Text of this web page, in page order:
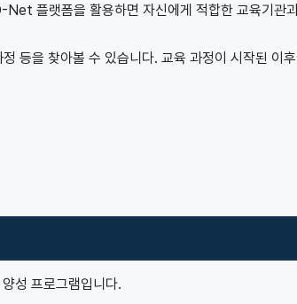
플랫폼을 활용하면 자신에게 적합한 교육기관
등을 찾아볼 수 있습니다. 교육 과정이 시작된 이
성 프로그램입니다.